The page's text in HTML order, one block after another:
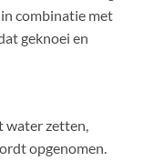
combinatie met
geknoei en
water zetten,
opgenomen.